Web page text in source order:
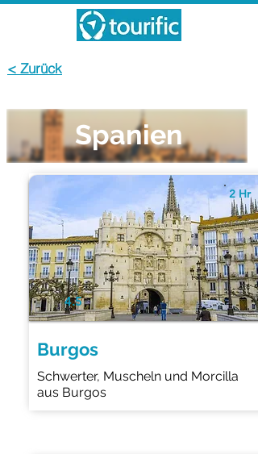
< Zurück
Spanien
4.5
Burgos
Schwerter, Muscheln und Morcilla
aus Burgos
2 Hr